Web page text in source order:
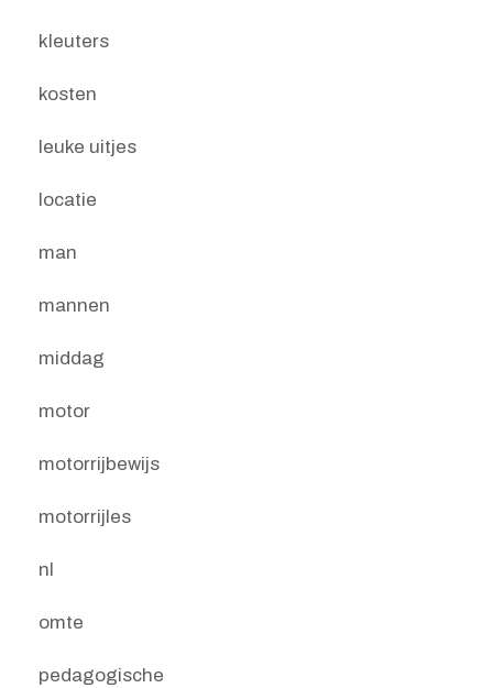
kleuters
kosten
leuke uitjes
locatie
man
mannen
middag
motor
motorrijbewijs
motorrijles
nl
omte
pedagogische